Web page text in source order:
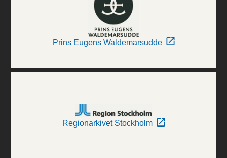
Prins Eugens Waldemarsudde
Regionarkivet Stockholm